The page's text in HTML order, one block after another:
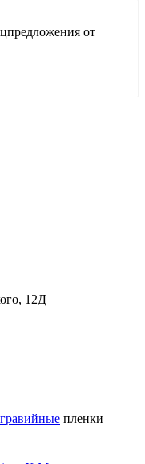
от
12Д
пленки